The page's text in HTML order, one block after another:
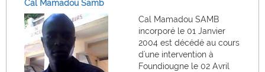
Cal Mamadou Samb
Cal Mamadou SAMB
incorporé le 01 Janvier
2004 est décédé au cours
d'une intervention à
Foundiougne le 02 Avril